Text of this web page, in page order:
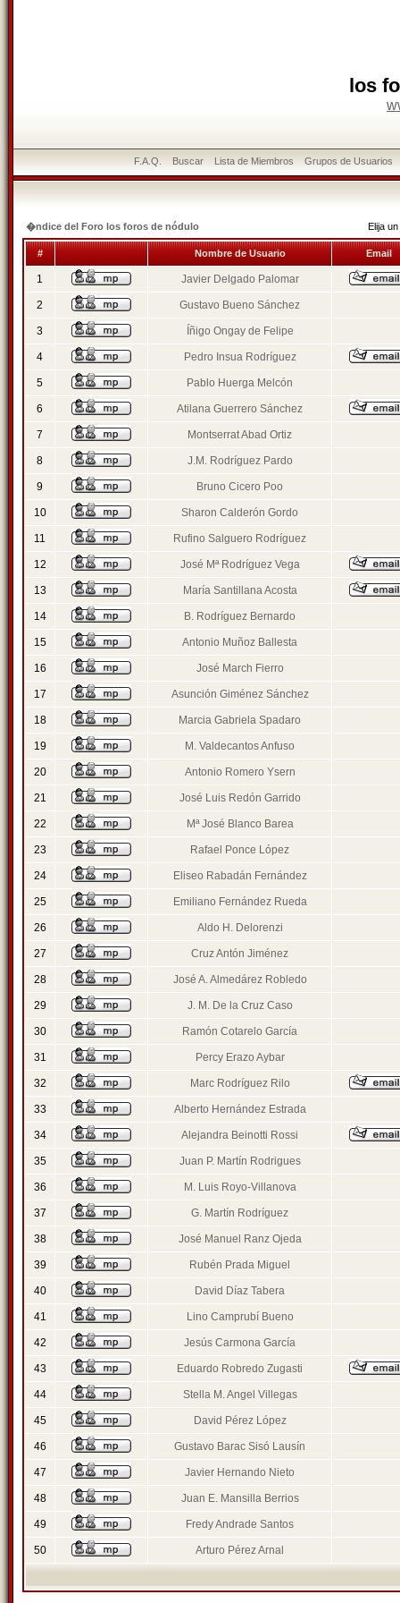
los
F.A.Q. Buscar Lista de Miembros Grupos de Usuarios
�ndice del Foro los foros de nódulo Elija
# Nombre de Usuario Email
1 Javier Delgado Palomar
2 Gustavo Bueno Sánchez
3 Íñigo Ongay de Felipe
4 Pedro Insua Rodríguez
5 Pablo Huerga Melcón
6 Atilana Guerrero Sánchez
7 Montserrat Abad Ortiz
8 J.M. Rodríguez Pardo
9 Bruno Cicero Poo
10 Sharon Calderón Gordo
11 Rufino Salguero Rodríguez
12 José Mª Rodríguez Vega
13 María Santillana Acosta
14 B. Rodríguez Bernardo
15 Antonio Muñoz Ballesta
16 José March Fierro
17 Asunción Giménez Sánchez
18 Marcia Gabriela Spadaro
19 M. Valdecantos Anfuso
20 Antonio Romero Ysern
21 José Luis Redón Garrido
22 Mª José Blanco Barea
23 Rafael Ponce López
24 Eliseo Rabadán Fernández
25 Emiliano Fernández Rueda
26 Aldo H. Delorenzi
27 Cruz Antón Jiménez
28 José A. Almedárez Robledo
29 J. M. De la Cruz Caso
30 Ramón Cotarelo García
31 Percy Erazo Aybar
32 Marc Rodríguez Rilo
33 Alberto Hernández Estrada
34 Alejandra Beinotti Rossi
35 Juan P. Martín Rodrigues
36 M. Luis Royo-Villanova
37 G. Martín Rodríguez
38 José Manuel Ranz Ojeda
39 Rubén Prada Miguel
40 David Díaz Tabera
41 Lino Camprubí Bueno
42 Jesús Carmona García
43 Eduardo Robredo Zugasti
44 Stella M. Angel Villegas
45 David Pérez López
46 Gustavo Barac Sisó Lausín
47 Javier Hernando Nieto
48 Juan E. Mansilla Berrios
49 Fredy Andrade Santos
50 Arturo Pérez Arnal